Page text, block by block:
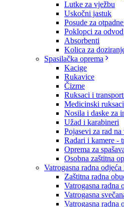
Lutke za vježbu
Uskočni jastuk
Posude za
Poklopci za odvod
Absorbenti
Kolica za
Spasilačka oprema
Kacige
Rukavice
Čizme
Ruksaci i
Medicinski
Nosila i daske za
Užad i karabineri
Pojasevi za rad
Radari i kamere -
Oprema za
Osobna zaštitna
Vatrogasna radna odjeća
Zaštitna radna
Vatrogasna radna
Vatrogasna
Vatrogasna radna